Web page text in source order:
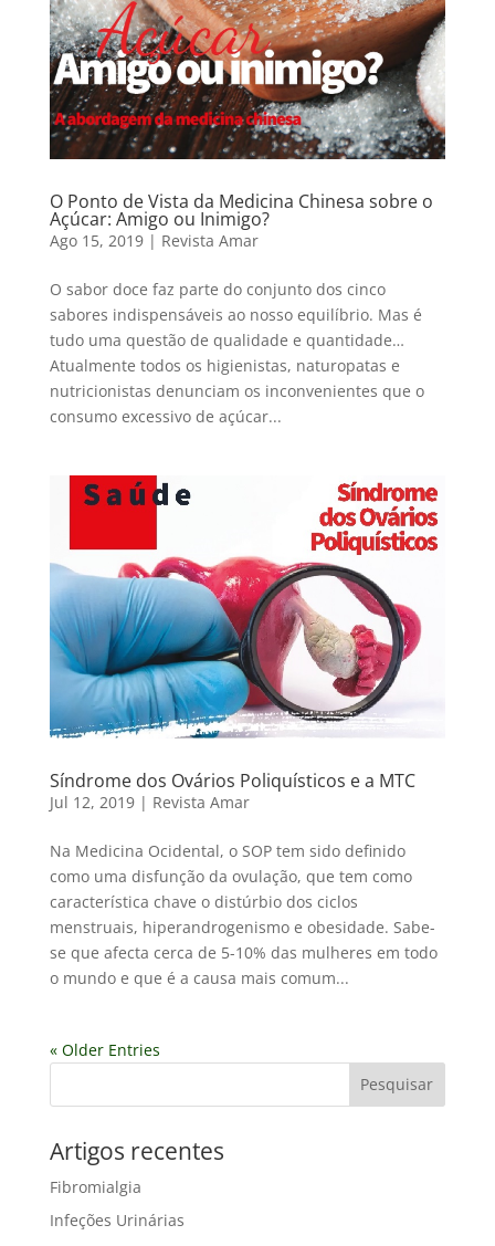
O Ponto de Vista da Medicina Chinesa sobre o
Açúcar: Amigo ou Inimigo?
Ago 15, 2019| Revista Amar
O sabor doce faz parte do conjunto dos cinco
sabores indispensáveis ao nosso equilíbrio. Mas é
tudo uma questão de qualidade e quantidade…
Atualmente todos os higienistas, naturopatas e
nutricionistas denunciam os inconvenientes que o
consumo excessivo de açúcar...
Síndrome dos Ovários Poliquísticos e a MTC
Jul 12, 2019| Revista Amar
Na Medicina Ocidental, o SOP tem sido definido
como uma disfunção da ovulação, que tem como
característica chave o distúrbio dos ciclos
menstruais, hiperandrogenismo e obesidade. Sabe-
se que afecta cerca de 5-10% das mulheres em todo
o mundo e que é a causa mais comum...
« Older Entries
Artigos recentes
Fibromialgia
Infeções Urinárias